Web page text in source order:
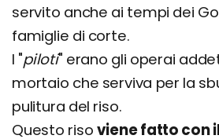
servito anche ai tempi dei
famiglie di corte.
I "piloti" erano gli operai
mortaio che serviva per la
pulitura del riso.
Questo riso viene fatto con